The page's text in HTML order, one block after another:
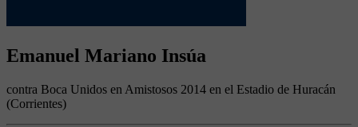
Emanuel Mariano Insúa
contra Boca Unidos en Amistosos 2014 en el Estadio de Huracán
(Corrientes)